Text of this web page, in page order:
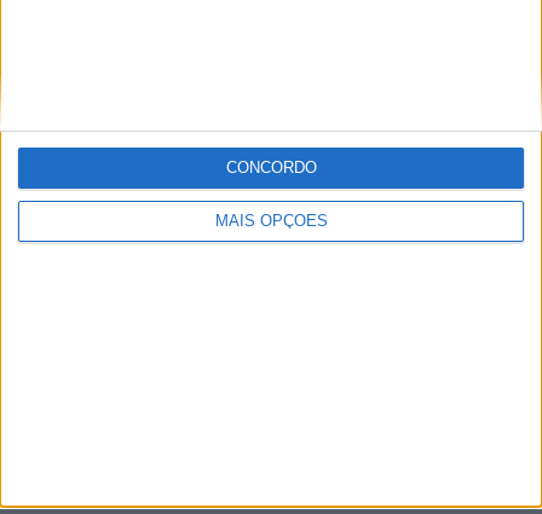
MAIS OPÇÕES
CONCORDO
À cruz